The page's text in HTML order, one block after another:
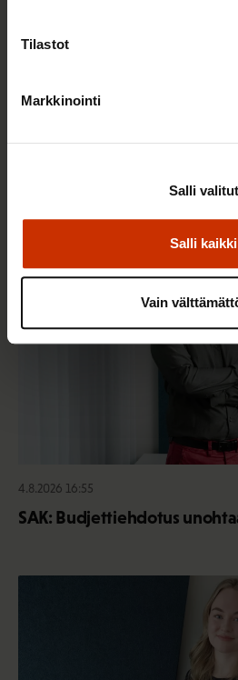
Tilastot
Markkinointi
Salli kaikki
Salli valitut
Vain
6.8.2026 9:52
harrastustoimintaa – hae
TALOUS JA ELINKEINOELÄMÄ
4.8.2026 16:55
SAK: Budjettiehdotus